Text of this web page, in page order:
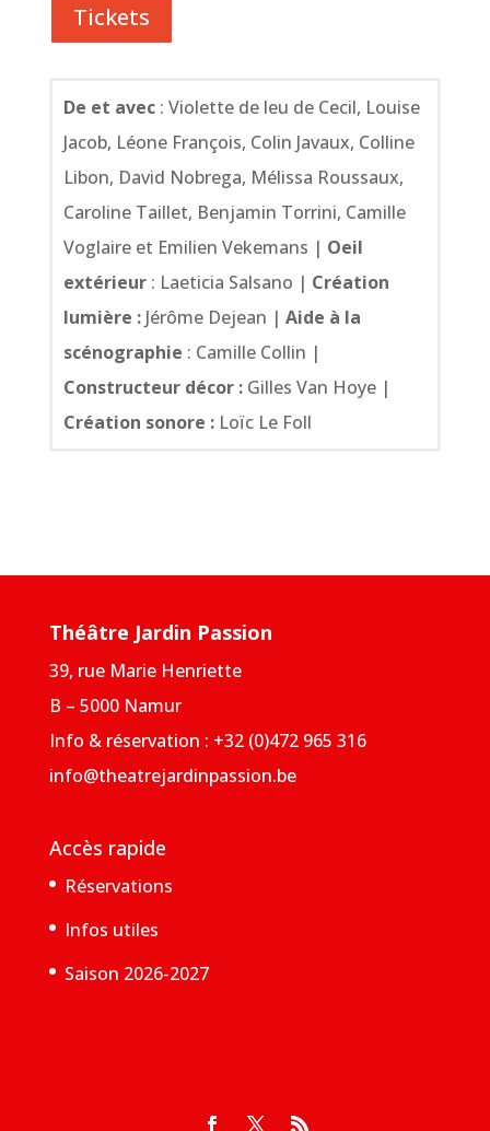
Tickets
De et avec : Violette de leu de Cecil, Louise
Jacob, Léone François, Colin Javaux, Colline
Libon, David Nobrega, Mélissa Roussaux,
Caroline Taillet, Benjamin Torrini, Camille
Voglaire et Emilien Vekemans | Oeil
extérieur: Laeticia Salsano | Création
lumière :Jérôme Dejean | Aide à la
scénographie : Camille Collin |
Constructeur décor :Gilles Van Hoye |
Création sonore :Loïc Le Foll
Théâtre Jardin Passion
39, rue Marie Henriette
B – 5000 Namur
Info & réservation : +32 (0)472 965 316
info@theatrejardinpassion.be
Accès rapide
Réservations
Infos utiles
Saison 2026-2027